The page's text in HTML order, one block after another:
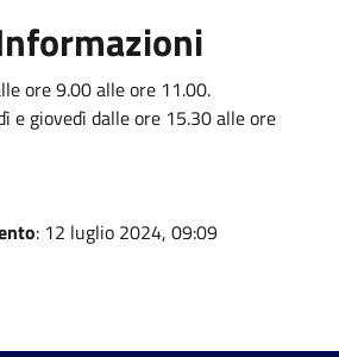
ore 9.00 alle ore 11.00.
e giovedì dalle ore 15.30 alle ore
: 12 luglio 2024, 09:09